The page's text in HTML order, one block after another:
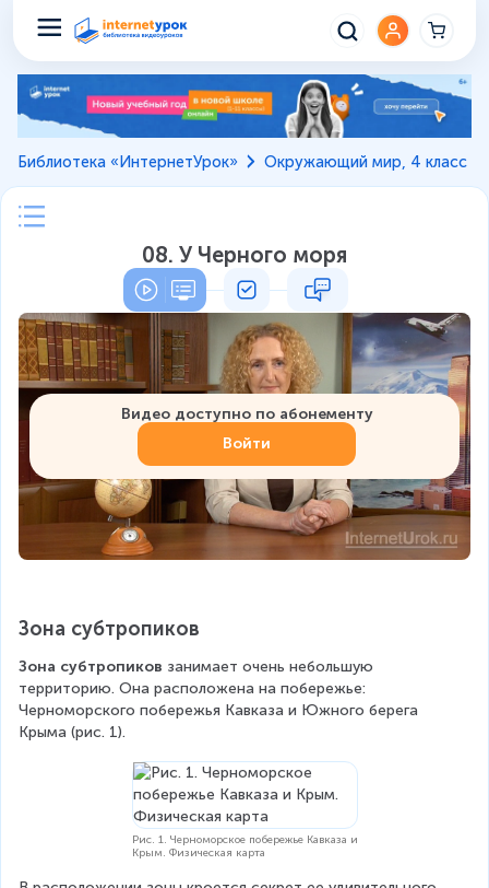
Библиотека «ИнтернетУрок» Окружающий мир, 4 класс
08. У Черного моря
Видео доступно по абонементу
Войти
Зона субтропиков
Зона субтропиков занимает очень небольшую
территорию. Она расположена на побережье:
Черноморского побережья Кавказа и Южного берега
Крыма (рис. 1).
Рис. 1. Черноморское побережье Кавказа и
Крым. Физическая карта